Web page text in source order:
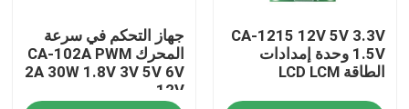
اتصل بنا
CA-1215 12V 5V 3.3V
1.5V وحدة إمدادات
الطاقة LCD LCM
جهاز التحكم في سرعة
المحرك CA-102A PWM
2A 30W 1.8V 3V 5V 6V
12V